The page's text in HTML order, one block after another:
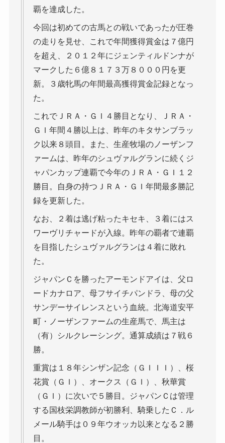
覇を達成した。
今回は初めての古馬との戦いであったが圧巻
の走りを見せ、これで年間獲得賞金は７億円
を超え、２０１２年にジェンティルドンナが
マークした６億８１７３万８０００円を更
新。３歳牝馬の年間最高獲得賞金記録となっ
た。
これでＪＲＡ・ＧＩ４勝目となり、ＪＲＡ・
ＧＩ年間４勝以上は、昨年のキタサンブラッ
ク以来８頭目。また、生産牧場のノーザンフ
ァームは、昨年のシュヴァルグランに続くジ
ャパンカップ連覇で今年のＪＲＡ・ＧＩ１２
勝目。自身の持つＪＲＡ・ＧＩ年間最多勝記
録を更新した。
なお、２着は逃げ粘ったキセキ、３着にはス
ワーヴリチャードが入線。昨年の覇者で連覇
を目指したシュヴァルグランは４着に敗れ
た。
ジャパンＣを勝ったアーモンドアイは、父ロ
ードカナロア、母フサイチパンドラ、母の父
サンデーサイレンスという血統。北海道安平
町・ノーザンファームの生産馬で、馬主は
（有）シルクレーシング。通算成績は７戦６
勝。
重賞は１８年シンザン記念（ＧＩＩＩ）、桜
花賞（ＧＩ）、オークス（ＧＩ）、秋華賞
（ＧＩ）に次いで５勝目。ジャパンＣは管理
する国枝栄調教師が初勝利、騎乗したＣ．ル
メール騎手は０９年ウオッカ以来となる２勝
目。